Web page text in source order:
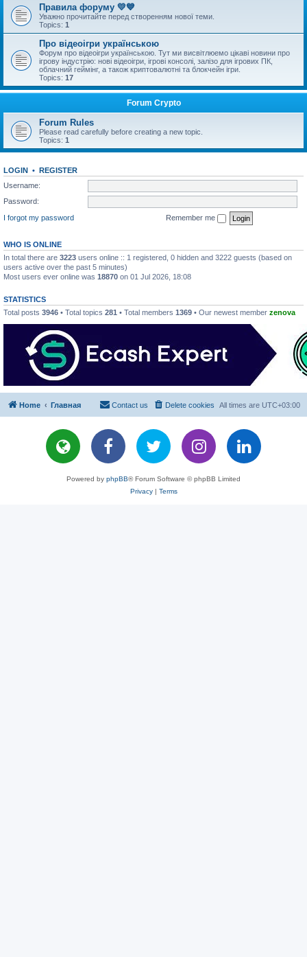
Правила форуму 💛💙
Уважно прочитайте перед створенням нової теми.
Topics: 1
Про відеоігри українською
Форум про відеоігри українською. Тут ми висвітлюемо цікаві новини про
ігрову індустрію: нові відеоігри, ігрові консолі, залізо для ігрових ПК,
облачний геймінг, а також криптовалютні та блокчейн ігри.
Topics: 17
Forum Crypto
Forum Rules
Please read carefully before creating a new topic.
Topics: 1
LOGIN • REGISTER
Username:
Password:
I forgot my password
Remember me
WHO IS ONLINE
In total there are 3223 users online :: 1 registered, 0 hidden and 3222 guests (based on
users active over the past 5 minutes)
Most users ever online was 18870 on 01 Jul 2026, 18:08
STATISTICS
Total posts 3946 • Total topics 281 • Total members 1369 • Our newest member zenova
Home Главная All times are UTC+03:00
Delete cookies
Contact us
Powered by phpBB® Forum Software © phpBB Limited
Privacy| Terms